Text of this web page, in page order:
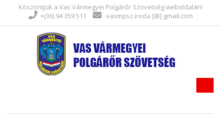
Köszöntjük a Vas Vármegyei Polgárőr Szövetség weboldalán!
+(36) 94 359 511
vasmpsz.iroda [@] gmail.com